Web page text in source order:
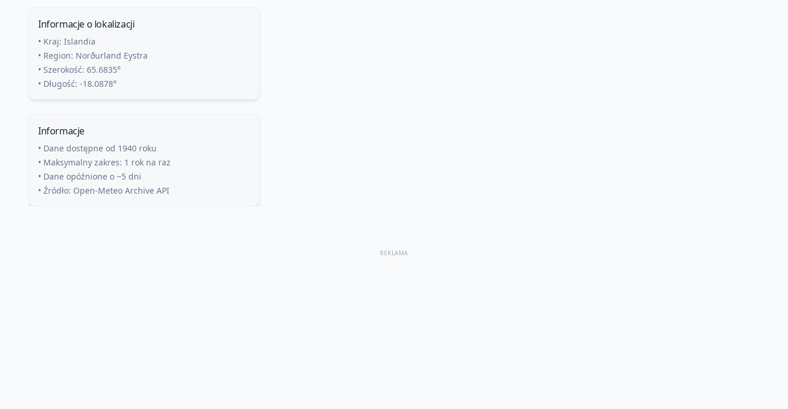
Informacje o lokalizacji
• Kraj: Islandia
• Region: Norðurland Eystra
• Szerokość: 65.6835°
• Długość: -18.0878°
Informacje
• Dane dostępne od 1940 roku
• Maksymalny zakres: 1 rok na raz
• Dane opóźnione o ~5 dni
• Źródło: Open-Meteo Archive API
REKLAMA